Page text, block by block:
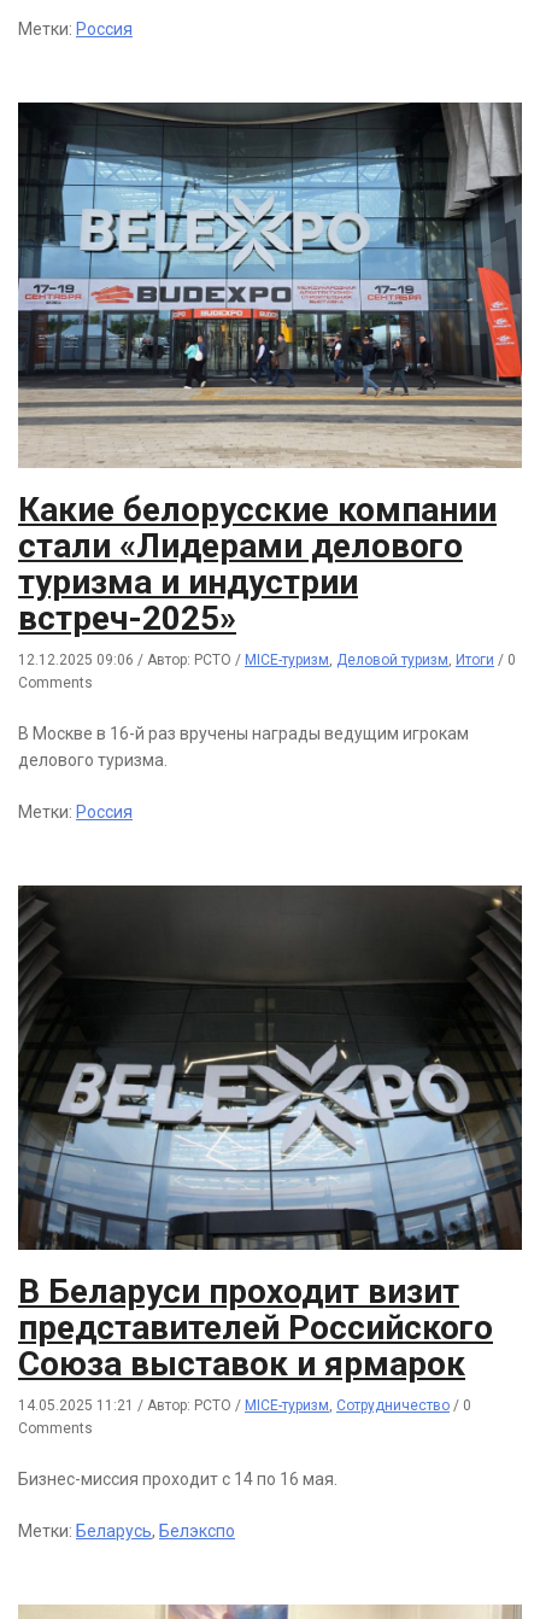
Метки: Россия
Какие белорусские компании
стали «Лидерами делового
туризма и индустрии
встреч-2025»
12.12.2025 09:06 / Автор: РСТО / MICE-туризм, Деловой туризм, Итоги / 0
Comments
В Москве в 16-й раз вручены награды ведущим игрокам
делового туризма.
Метки: Россия
В Беларуси проходит визит
представителей Российского
Союза выставок и ярмарок
14.05.2025 11:21 / Автор: РСТО / MICE-туризм, Сотрудничество / 0
Comments
Бизнес-миссия проходит с 14 по 16 мая.
Метки: Беларусь, Белэкспо